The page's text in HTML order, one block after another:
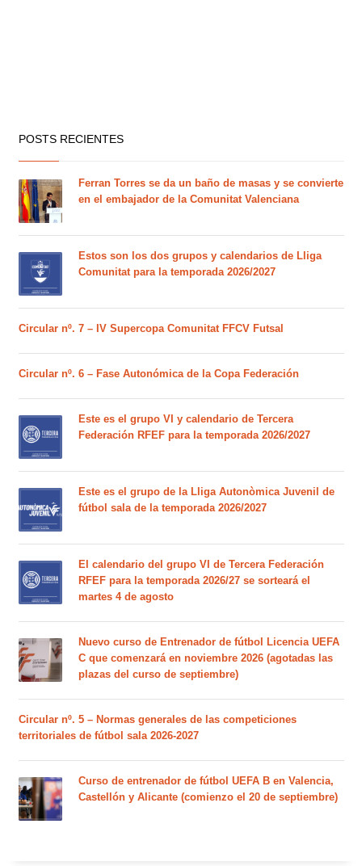
POSTS RECIENTES
Ferran Torres se da un baño de masas y se convierte
en el embajador de la Comunitat Valenciana
Estos son los dos grupos y calendarios de Lliga
Comunitat para la temporada 2026/2027
Circular nº. 7 – IV Supercopa Comunitat FFCV Futsal
Circular nº. 6 – Fase Autonómica de la Copa Federación
Este es el grupo VI y calendario de Tercera
Federación RFEF para la temporada 2026/2027
Este es el grupo de la Lliga Autonòmica Juvenil de
fútbol sala de la temporada 2026/2027
El calendario del grupo VI de Tercera Federación
RFEF para la temporada 2026/27 se sorteará el
martes 4 de agosto
Nuevo curso de Entrenador de fútbol Licencia UEFA
C que comenzará en noviembre 2026 (agotadas las
plazas del curso de septiembre)
Circular nº. 5 – Normas generales de las competiciones
territoriales de fútbol sala 2026-2027
Curso de entrenador de fútbol UEFA B en Valencia,
Castellón y Alicante (comienzo el 20 de septiembre)